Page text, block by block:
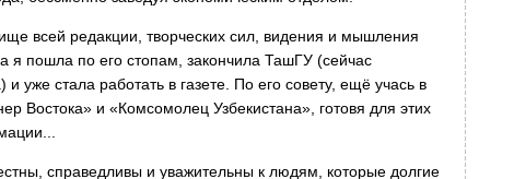
всей редакции, творческих сил, видения и мышления
я пошла по его стопам, закончила ТашГУ (сейчас
уже стала работать в газете. По его совету, ещё учась в
Востока» и «Комсомолец Узбекистана», готовя для этих
справедливы и уважительны к людям, которые долгие